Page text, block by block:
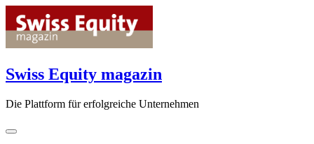
content
Swiss Equity magazin
Die Plattform für erfolgreiche Unternehmen